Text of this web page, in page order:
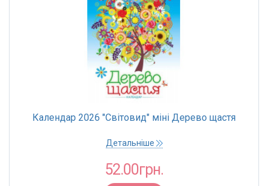
Офісні інструменти та приладдя
Офісна техніка, приладдя, сейфи
Папір та вироби з паперу
Календар 2026 "Світовид" міні Дерево щастя
Детальніше
52.00грн.